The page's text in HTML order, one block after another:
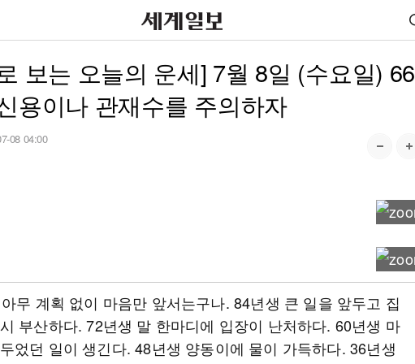
보는 오늘의 운세] 7월 8일 (수요일) 66
용이나 관재수를 주의하자
08 04:00
무 계획 없이 마음만 앞서는구나. 84년생 큰 일을 앞두고 집
부산하다. 72년생 말 한마디에 입장이 난처하다. 60년생 마
었던 일이 생긴다. 48년생 양동이에 물이 가득하다. 36년생